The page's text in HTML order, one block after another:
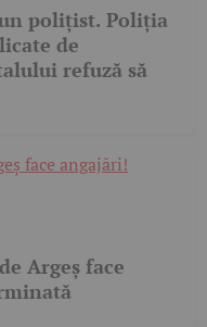
polițist. Poliția
de
refuză să
Argeș face